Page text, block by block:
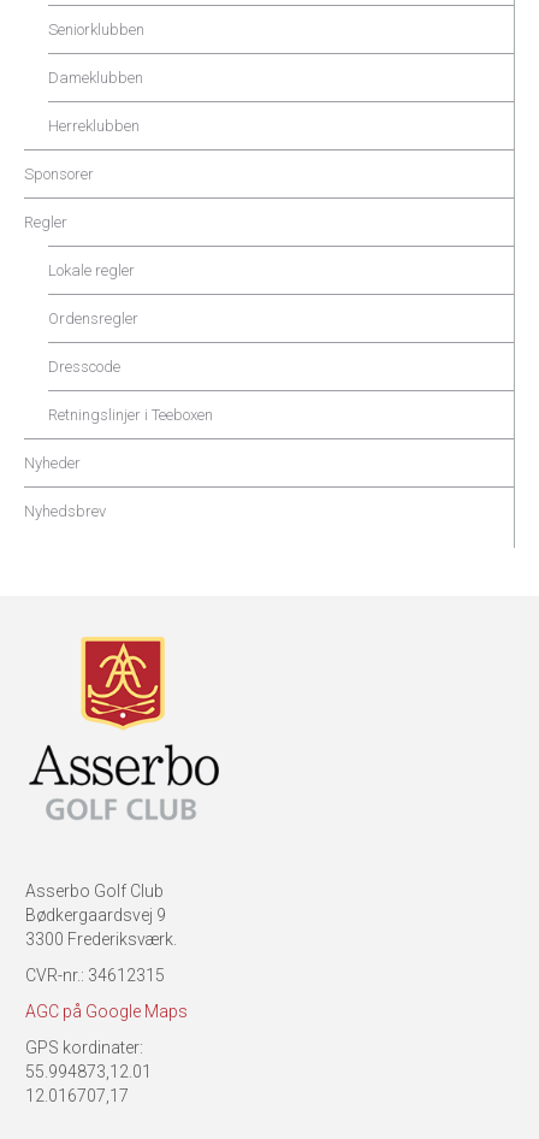
Seniorklubben
Dameklubben
Herreklubben
Sponsorer
Regler
Lokale regler
Ordensregler
Dresscode
Retningslinjer i Teeboxen
Nyheder
Nyhedsbrev
Asserbo Golf Club
Bødkergaardsvej 9
3300 Frederiksværk.
CVR-nr.: 34612315
AGC på Google Maps
GPS kordinater:
55.994873,12.01
12.016707,17